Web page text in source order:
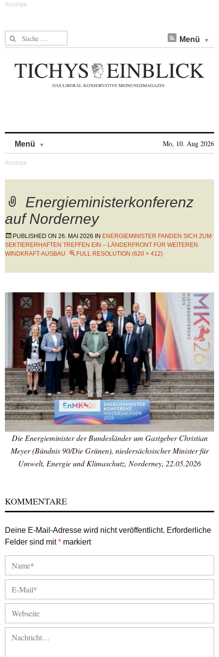
Suche nach: Menü
Menü Mo, 10. Aug 2026
Energieministerkonferenz
auf Norderney
PUBLISHED ON 26. MAI 2026 IN ENERGIEMINISTER FANDEN SICH ZUM
SEKTIERERHAFTEN TREFFEN EIN – LÄNDERFRONT FÜR WEITEREN
WINDKRAFT-AUSBAU
FULL RESOLUTION (620 × 412)
Die Energieminister der Bundesländer um Gastgeber Christian
Meyer (Bündnis 90/Die Grünen), niedersächsischer Minister für
Umwelt, Energie und Klimaschutz, Norderney, 22.05.2026
KOMMENTARE
Deine E-Mail-Adresse wird nicht veröffentlicht. Erforderliche
Felder sind mit* markiert